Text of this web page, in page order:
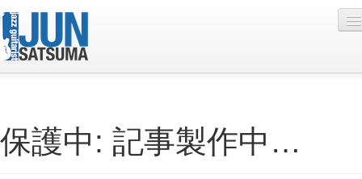
Live Schedule
保護中: 記事製作中…